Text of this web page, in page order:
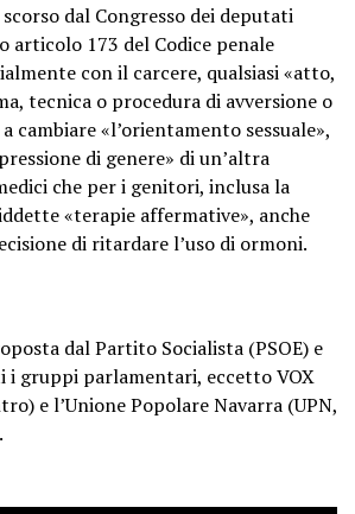
dal Congresso dei deputati
articolo 173 del Codice penale
con il carcere, qualsiasi «atto,
tecnica o procedura di avversione o
cambiare «l’orientamento sessuale»,
di genere» di un’altra
che per i genitori, inclusa la
«terapie affermative», anche
di ritardare l’uso di ormoni.
dal Partito Socialista (PSOE) e
i gruppi parlamentari, eccetto VOX
e l’Unione Popolare Navarra (UPN,